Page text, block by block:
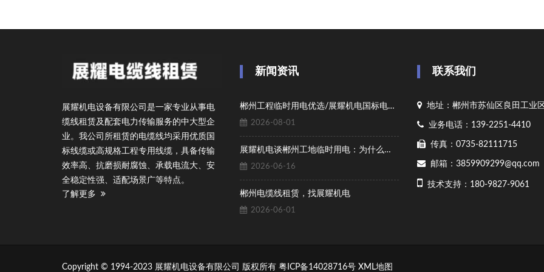
展耀机电设备有限公司是一家专业从事电
缆线租赁及配套电力传输服务的中大型企
业。我公司所租赁的电缆线均采用优质国
标线缆或高规格工程专用线缆，具备传输
效率高、抗磨损耐腐蚀、承载电流大、安
全稳定性强、适配场景广等特点。
了解更多
新闻资讯
郴州工程临时用电优选/展耀机电国标电缆线租赁
2026-08-01
展耀机电谈郴州工地临时用电：为什么越来越多的项目方选择“电缆线租赁”而非购买？
2026-06-16
郴州电缆线租赁，找展耀机电
2026-06-01
联系我们
地址：郴州市苏仙区良田工业
业务电话：139-2251-4410
传真：0735-82111715
邮箱：3859909299@qq.com
技术支持：180-9827-9061
Copyright © 1994-2023 展耀机电设备有限公司 版权所有 粤ICP备14028716号 XML地图